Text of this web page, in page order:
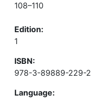
108–110
Edition:
1
ISBN:
978-3-89889-229-2
Language: